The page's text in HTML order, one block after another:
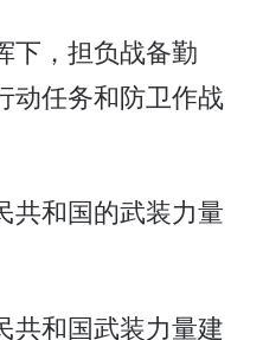
下，担负战备勤
动任务和防卫作战
和国的武装力量
和国武装力量建